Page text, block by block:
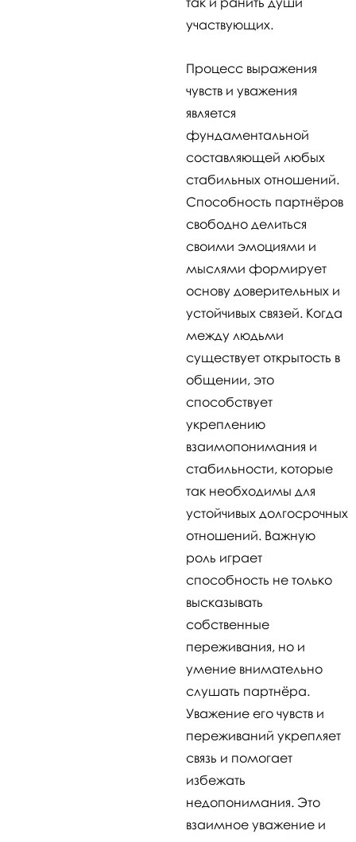
участвующих.
Процесс выражения
чувств и уважения
является
фундаментальной
составляющей любых
стабильных отношений.
Способность партнёров
свободно делиться
своими эмоциями и
мыслями формирует
основу доверительных и
устойчивых связей. Когда
между людьми
существует открытость в
общении, это
способствует
укреплению
взаимопонимания и
стабильности, которые
так необходимы для
устойчивых долгосрочных
отношений. Важную
роль играет
способность не только
высказывать
собственные
переживания, но и
умение внимательно
слушать партнёра.
Уважение его чувств и
переживаний укрепляет
связь и помогает
избежать
недопонимания. Это
взаимное уважение и